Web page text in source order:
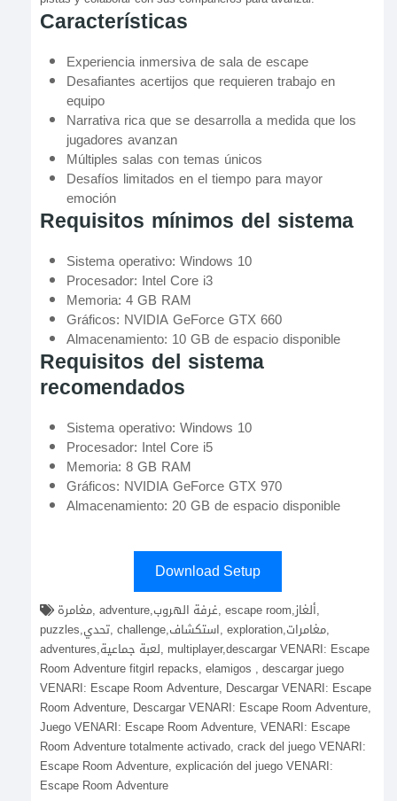
Características
Experiencia inmersiva de sala de escape
Desafiantes acertijos que requieren trabajo en
equipo
Narrativa rica que se desarrolla a medida que los
jugadores avanzan
Múltiples salas con temas únicos
Desafíos limitados en el tiempo para mayor
emoción
Requisitos mínimos del sistema
Sistema operativo: Windows 10
Procesador: Intel Core i3
Memoria: 4 GB RAM
Gráficos: NVIDIA GeForce GTX 660
Almacenamiento: 10 GB de espacio disponible
Requisitos del sistema
recomendados
Sistema operativo: Windows 10
Procesador: Intel Core i5
Memoria: 8 GB RAM
Gráficos: NVIDIA GeForce GTX 970
Almacenamiento: 20 GB de espacio disponible
Download Setup
puzzles,تحدي, challenge,استكشاف, exploration,مغامرات,
adventures,لعبة جماعية, multiplayer,descargar VENARI: Escape
Room Adventure fitgirl repacks, elamigos , descargar juego
VENARI: Escape Room Adventure, Descargar VENARI: Escape
Room Adventure, Descargar VENARI: Escape Room Adventure,
Juego VENARI: Escape Room Adventure, VENARI: Escape
Room Adventure totalmente activado, crack del juego VENARI:
Escape Room Adventure, explicación del juego VENARI:
Escape Room Adventure